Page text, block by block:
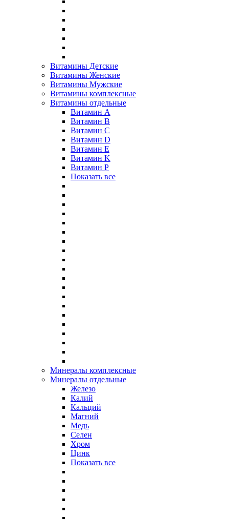
Витамины Детские
Витамины Женские
Витамины Мужские
Витамины комплексные
Витамины отдельные
Витамин A
Витамин B
Витамин C
Витамин D
Витамин E
Витамин K
Витамин P
Показать все
Минералы комплексные
Минералы отдельные
Железо
Калий
Кальций
Магний
Медь
Селен
Хром
Цинк
Показать все